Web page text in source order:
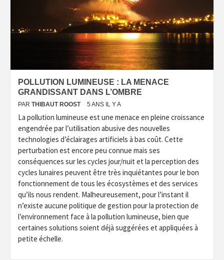
POLLUTION LUMINEUSE : LA MENACE
GRANDISSANT DANS L’OMBRE
PAR THIBAUT ROOST 5 ANS IL Y A
La pollution lumineuse est une menace en pleine croissance
engendrée par l’utilisation abusive des nouvelles
technologies d’éclairages artificiels à bas coût. Cette
perturbation est encore peu connue mais ses
conséquences sur les cycles jour/nuit et la perception des
cycles lunaires peuvent être très inquiétantes pour le bon
fonctionnement de tous les écosystèmes et des services
qu’ils nous rendent. Malheureusement, pour l’instant il
n’existe aucune politique de gestion pour la protection de
l’environnement face à la pollution lumineuse, bien que
certaines solutions soient déjà suggérées et appliquées à
petite échelle.